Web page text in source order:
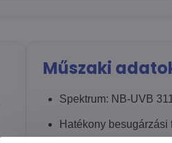
Műszaki
Spektrum: NB-UVB
Hatékony besugárzási